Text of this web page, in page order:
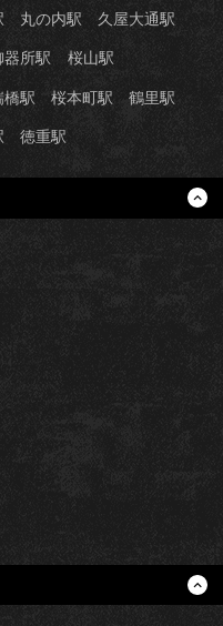
丸の内駅 久屋大通駅
器所駅 桜山駅
橋駅 桜本町駅 鶴里駅
徳重駅